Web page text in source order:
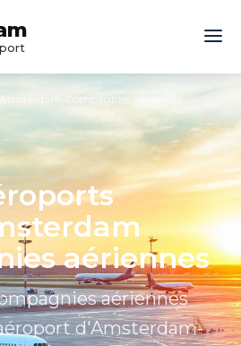
Compagnies aériennes
aériennes
aériennes
d'Amsterdam-